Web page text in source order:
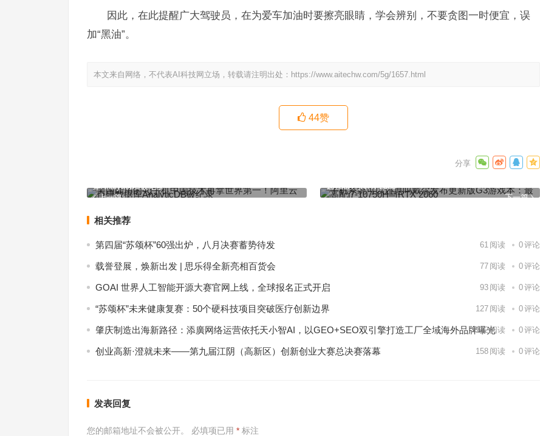
因此，在此提醒广大驾驶员，在为爱车加油时要擦亮眼睛，学会辨别，不要贪图一时便宜，误
加“黑油”。
本文来自网络，不代表AI科技网立场，转载请注明出处： https://www.aitechw.com/5g/1657.html
44赞
上一篇
库AnalyticDB破纪录
下一篇
10750H与RTX 2060
相关推荐
第四届“苏颂杯”60强出炉，八月决赛蓄势待发 61 阅读 0评论
载誉登展，焕新出发 | 思乐得全新亮相百货会 77 阅读 0评论
GOAI 世界人工智能开源大赛官网上线，全球报名正式开启 93 阅读 0评论
“苏颂杯”未来健康复赛：50个硬科技项目突破医疗创新边界 127 阅读 0评论
肇庆制造出海新路径：添廣网络运营依托天小智AI，以GEO+SEO双引擎打造工厂全域海外品牌曝光
142阅读 0评论
创业高新·澄就未来——第九届江阴（高新区）创新创业大赛总决赛落幕 158 阅读 0评论
发表回复
您的邮箱地址不会被公开。 必填项已用 * 标注